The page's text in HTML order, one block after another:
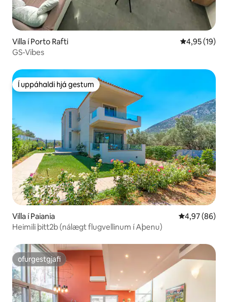
Villa í Porto Rafti 4,95 af 5 í
4,95 (19)
GS-Vibes
Í uppáhaldi hjá gestum
Í uppáhaldi hjá gestum
Villa í Paiania 4,97 af 5 í
4,97 (86)
Heimili þitt2b (nálægt flugvellinum í Aþenu)
ofurgestgjafi
ofurgestgjafi